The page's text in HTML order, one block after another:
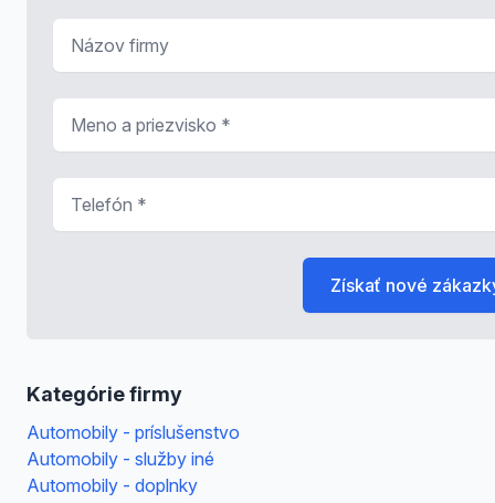
Kategórie firmy
Automobily - príslušenstvo
Automobily - služby iné
Automobily - doplnky
Získať nové